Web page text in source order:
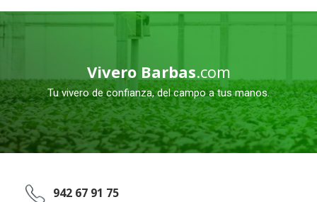
Vivero Barbas.com
Tu vivero de confianza, del campo a tus manos.
942 67 91 75